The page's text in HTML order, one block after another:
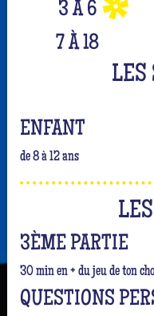
3 À 6
7 À 18
LES
ENFANT
de 8 à 12 ans
3ÈME PARTIE
30 min en + du jeu de ton
QUESTIONS